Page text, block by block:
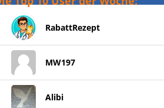
RabattRezept
MW197
Alibi